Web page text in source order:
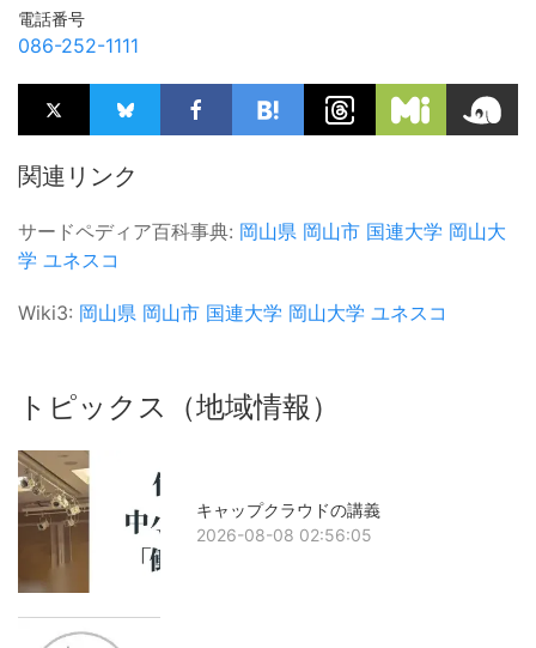
電話番号
086-252-1111
関連リンク
サードペディア百科事典: 岡山県 岡山市 国連大学 岡山大
学 ユネスコ
Wiki3: 岡山県 岡山市 国連大学 岡山大学 ユネスコ
トピックス（地域情報）
キャップクラウドの講義
2026-08-08 02:56:05